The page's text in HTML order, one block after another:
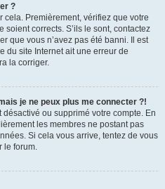
?
Premièrement, vérifiez que votre
soient corrects. S’ils le sont, contactez
que vous n’avez pas été banni. Il est
du site Internet ait une erreur de
la corriger.
je ne peux plus me connecter ?!
désactivé ou supprimé votre compte. En
les membres ne postant pas
Si cela vous arrive, tentez de vous
le forum.